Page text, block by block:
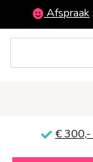
Afspraak
€ 300,-